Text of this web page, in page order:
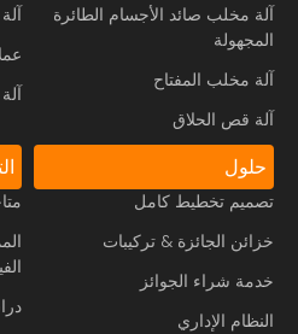
آلة مخلب صائد الأجسام الطائرة
المجهولة
آلة مخلب المفتاح
آلة قص الحلاق
آلة
آلة
حلول
تصميم تخطيط كامل
خزائن الجائزة & تركيبات
خدمة شراء الجوائز
النظام الإداري